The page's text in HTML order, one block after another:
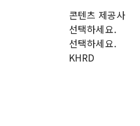
콘텐츠 제공사
선택하세요.
선택하세요.
KHRD